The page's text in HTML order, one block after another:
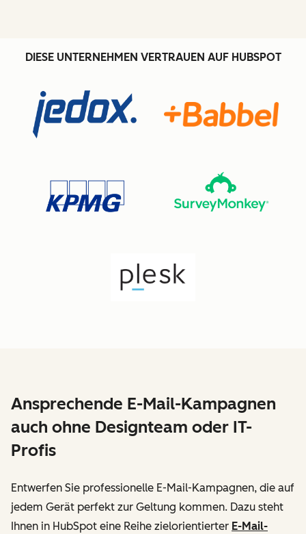
DIESE UNTERNEHMEN VERTRAUEN AUF HUBSPOT
Ansprechende E-Mail-Kampagnen
auch ohne Designteam oder IT-
Profis
Entwerfen Sie professionelle E-Mail-Kampagnen, die auf
jedem Gerät perfekt zur Geltung kommen. Dazu steht
Ihnen in HubSpot eine Reihe zielorientierter E-Mail-